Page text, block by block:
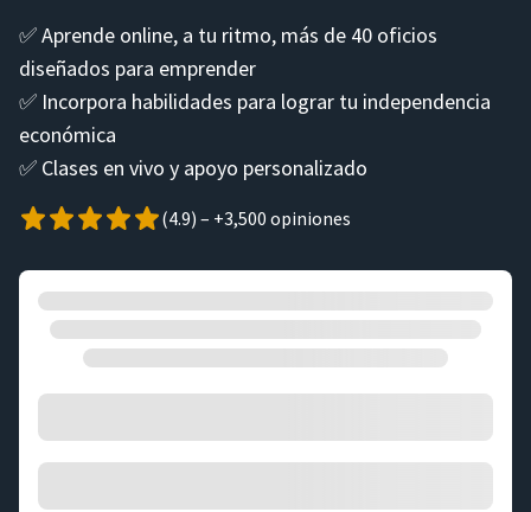
✅ Aprende online, a tu ritmo, más de 40 oficios
diseñados para emprender
✅ Incorpora habilidades para lograr tu independencia
económica
✅ Clases en vivo y apoyo personalizado
(4.9) – +3,500 opiniones